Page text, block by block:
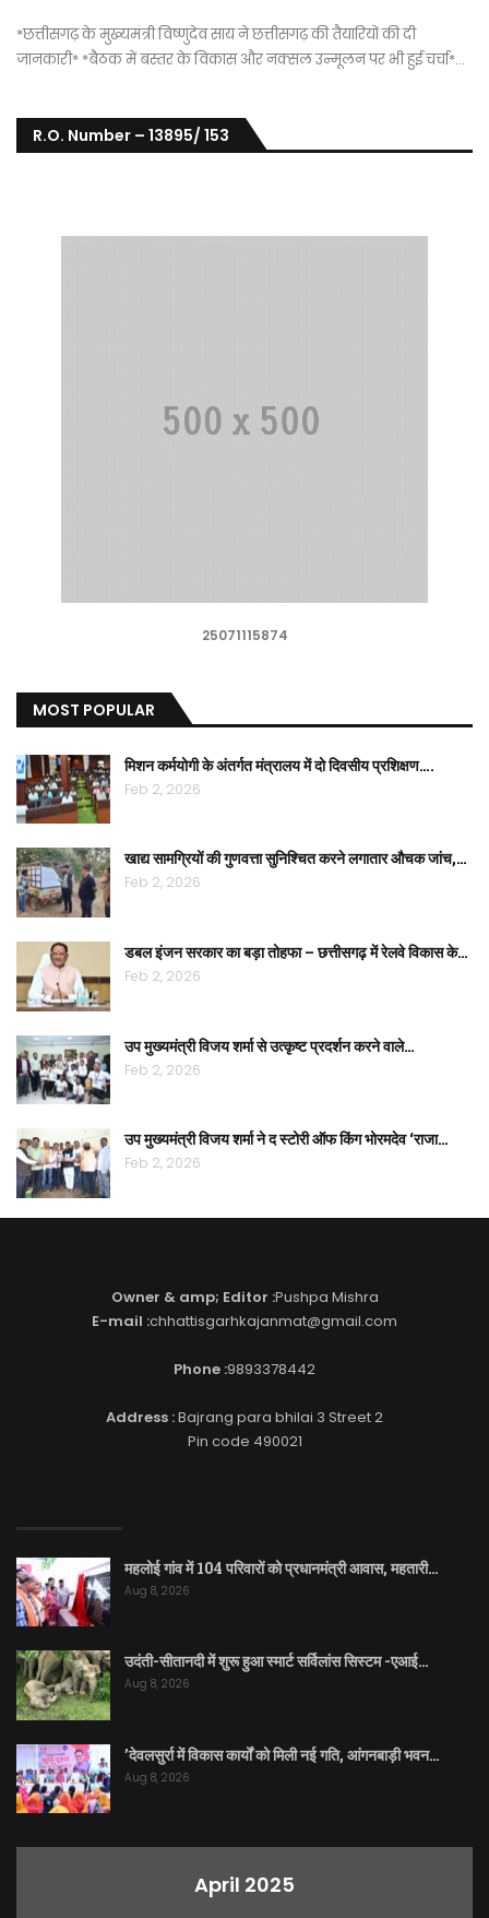
*छत्तीसगढ़ के मुख्यमंत्री विष्णुदेव साय ने छत्तीसगढ़ की तैयारियों की दी
जानकारी* *बैठक में बस्तर के विकास और नक्सल उन्मूलन पर भी हुई चर्चा*…
R.O. Number – 13895/ 153
25071115874
MOST POPULAR
मिशन कर्मयोगी के अंतर्गत मंत्रालय में दो दिवसीय प्रशिक्षण….
Feb 2, 2026
खाद्य सामग्रियों की गुणवत्ता सुनिश्चित करने लगातार औचक जांच,…
Feb 2, 2026
डबल इंजन सरकार का बड़ा तोहफा – छत्तीसगढ़ में रेलवे विकास के…
Feb 2, 2026
उप मुख्यमंत्री विजय शर्मा से उत्कृष्ट प्रदर्शन करने वाले…
Feb 2, 2026
उप मुख्यमंत्री विजय शर्मा ने द स्टोरी ऑफ किंग भोरमदेव ‘राजा…
Feb 2, 2026
Owner & amp; Editor :Pushpa Mishra
E-mail :chhattisgarhkajanmat@gmail.com
Phone :9893378442
Address :Bajrang para bhilai 3 Street 2
Pin code 490021
महलोई गांव में 104 परिवारों को प्रधानमंत्री आवास, महतारी…
Aug 8, 2026
उदंती-सीतानदी में शुरू हुआ स्मार्ट सर्विलांस सिस्टम -एआई…
Aug 8, 2026
’देवलसुर्रा में विकास कार्यों को मिली नई गति, आंगनबाड़ी भवन…
Aug 8, 2026
April 2025